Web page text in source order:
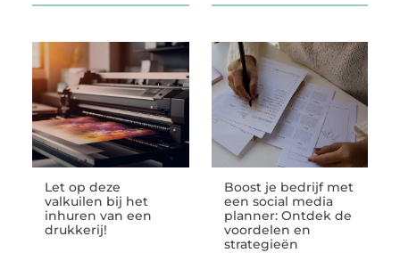
Let op deze
valkuilen bij het
inhuren van een
drukkerij!
Boost je bedrijf met
een social media
planner: Ontdek de
voordelen en
strategieën